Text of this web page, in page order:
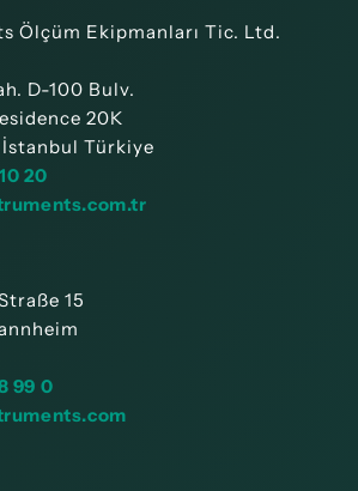
Ölçüm Ekipmanları Tic. Ltd.
D-100 Bulv.
20K
Türkiye
20
15
99 0